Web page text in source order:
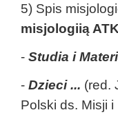
5) Spis
misjologiią
- Studia i
- Dzieci ... (red.
Polski ds. Misji